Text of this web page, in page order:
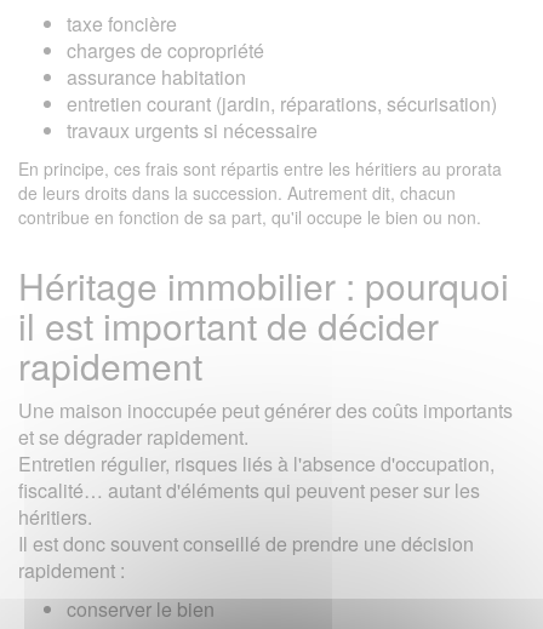
taxe foncière
charges de copropriété
assurance habitation
entretien courant (jardin, réparations, sécurisation)
travaux urgents si nécessaire
En principe, ces frais sont répartis entre les héritiers au prorata
de leurs droits dans la succession. Autrement dit, chacun
contribue en fonction de sa part, qu'il occupe le bien ou non.
Héritage immobilier : pourquoi
il est important de décider
rapidement
Une maison inoccupée peut générer des coûts importants
et se dégrader rapidement.
Entretien régulier, risques liés à l'absence d'occupation,
fiscalité… autant d'éléments qui peuvent peser sur les
héritiers.
Il est donc souvent conseillé de prendre une décision
rapidement :
conserver le bien